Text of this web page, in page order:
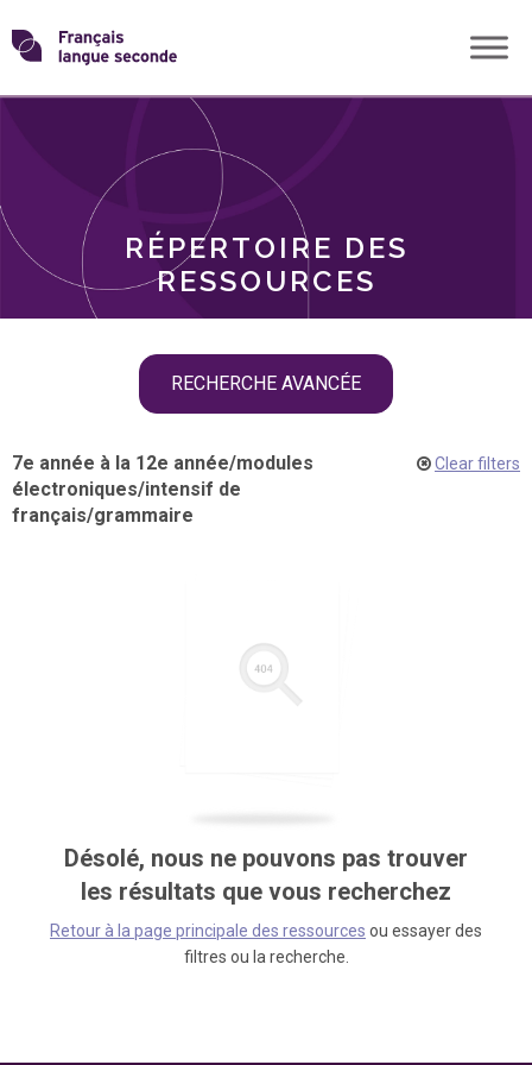
Skip
toTransformons
langue
RÉPERTOIRE DES
RESSOURCES
RECHERCHE AVANCÉE
THÈMES
7e année à la 12e année/modules
électroniques/intensif de
français/grammaire
Clear filters
Désolé, nous ne pouvons pas trouver
les résultats que vous recherchez
Retour à la page principale des ressources ou essayer des
filtres ou la recherche.